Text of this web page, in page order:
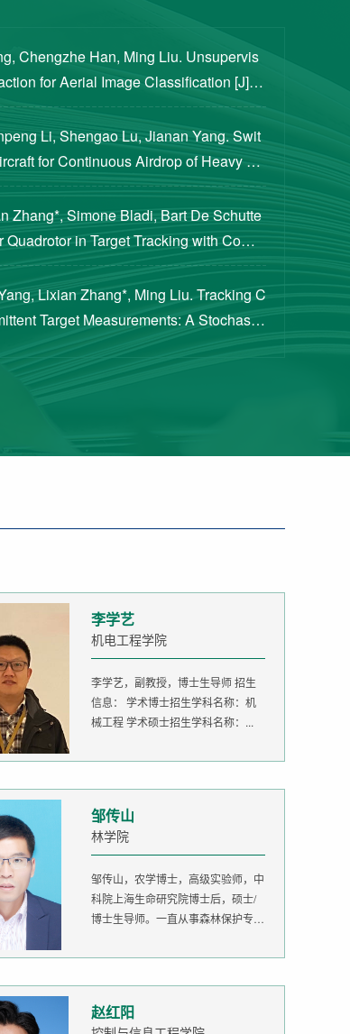
Chengzhe Han, Ming Liu. Unsupervis
for Aerial Image Classification [J]. S
2020, 63(8): 1406-1415...
Li, Shengao Lu, Jianan Yang. Swit
for Continuous Airdrop of Heavy Pa
Control, and Dynamics, 2023...
Zhang*, Simone Bladi, Bart De Schutte
in Target Tracking with Compl
Journal of Guidance, Cont...
Lixian Zhang*, Ming Liu. Tracking C
Target Measurements: A Stochastic
李学艺
机电工程学院
李学艺，副教授，博士生导师 招生
信息： 学术博士招生学科名称：机
械工程 学术硕士招生学科名称：...
邹传山
林学院
邹传山，农学博士，高级实验师，中
科院上海生命研究院博士后，硕士/
博士生导师。一直从事森林保护专业
赵红阳